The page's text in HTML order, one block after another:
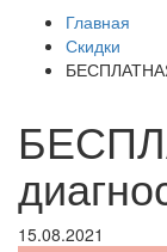
Главная
Скидки
15.08.2021